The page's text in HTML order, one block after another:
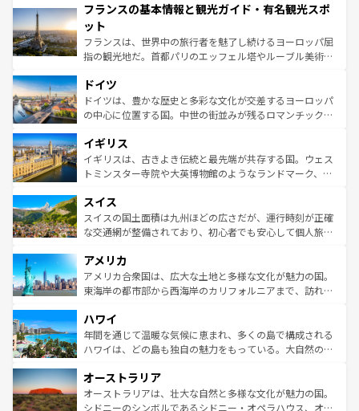
ませてくれるイタリアで、忘れられない旅をしてみよう！
なお、新着のイタリア情報は
しい。
文化が根付くこの国では、情熱的なフラメンコ、熱気あふ
れる闘牛、そして美味しいタパスが生活の一部となってい
る。首都マドリードの洗練された雰囲気や、バルセロナの
アートに溢れた街角から、地方では古代ローマ遺跡や中世
せる。地方によって風土や気候が異なるスペインはその個
性で訪れる人を魅了する。 なお、新着のスペイン情報は コ
ンテンツ一覧を参照してほしい。
フランスの基本情報と観光ガイド・有名観光スポ
ット
フランスは、世界中の旅行者を魅了し続けるヨーロッパ屈
指の観光地だ。首都パリのエッフェル塔やルーブル美術館
で、幅広い魅力が詰まっている。華麗な宮殿、歴史的な大
聖堂、美しいビーチ、そして豊かな自然が、訪れる者を心
から魅了する。また、フランスは美食の国としても知ら
いる。シャンパンの発祥地であるランス、プロヴァンスの
香り高いラベンダー畑など、多彩な楽しみ方が可能だ。さ
らに、パリ以外の地域にも魅力が溢れており、どの街角に
れる地方に足を運ぶとそれぞれで全く異なる文化を体験で
きるだろう。 なお、新着のフランス情報はコンテンツ一覧
を参照してほしい。
ドイツ
ドイツは、豊かな歴史と多彩な文化が交差するヨーロッパ
の中心に位置する国。中世の街並みが残るロマンチック街
顔を持つこの国は、どこを歩いても飽きることがない。ベ
ルリンの文化的活気、バイエルン州のアルプスの絶景、そ
してライン川沿いのワイン畑といった風景は必見。ビール
は、お酒好きな人にはぜひ体験してほしい。 なお、新着の
ドイツ情報はコンテンツ一覧を参照してほしい。
イギリス
イギリスは、古きよき伝統と最先端が共存する国。ウェス
トミンスター寺院や大英博物館のようなランドマーク、歴
リアごとに異なる魅力がある。また、優雅なアフタヌーン
ティー、ビール好きにはたまらない英国パブ、サッカー観
戦など、本場だからこそできる体験も豊富。イギリスを旅
ンツ一覧を参照してほしい。
スイス
スイスの国土面積は九州ほどの広さだが、運行時刻が正確
な交通網が整備されており、初心者でも安心して個人旅行
の建物がそのまま残る町や、スイスならではのユニークな
博物館もあり、アルプス観光だけでなく町歩きも満喫する
ことができる。国民の所得が高いため物価も高いが、旅行
ば市内交通費無料で観光を楽しむこともできる。 なお、新
着のスイス情報はコンテンツ一覧 を参照してほしい。
アメリカ
アメリカ合衆国は、広大な土地と多様な文化が魅力の国。
東海岸の都市部から西海岸のカリフォルニアまで、訪れる
のような巨大都市は、観光、ショッピング、エンターテイ
ンメントが詰まった刺激的なスポットだ。一方、アメリカ
西部には大自然が広がり、グランドキャニオンやイエロー
部のニューオーリンズでは、音楽と美食が融合した独特の
文化が魅力。旅行者はアメリカの各地域で異なる魅力を楽
しみながら、その多様性と豊かな歴史を感じることができ
ハワイ
年間を通じて温暖な気候に恵まれ、多くの島で構成される
ハワイは、どの島も独自の魅力をもっている。大自然の神
ワイ島は見逃せない。また、定番の観光地といえばオアフ
島だが、静かな自然を求めるならマウイ島やカウアイ島が
おすすめ。エメラルドグリーンに輝く海をはじめ、豊かな
オーストラリア
オーストラリアは、壮大な自然と多様な文化が魅力の国。
シドニーのシンボルであるシドニー・オペラハウス、オー